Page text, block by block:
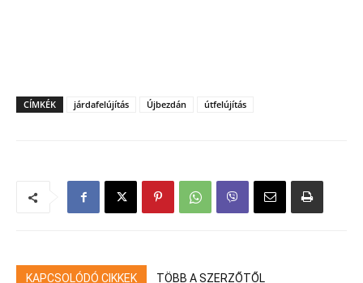
CÍMKÉK járdafelújítás Újbezdán útfelújítás
KAPCSOLÓDÓ CIKKEK TÖBB A SZERZŐTŐL